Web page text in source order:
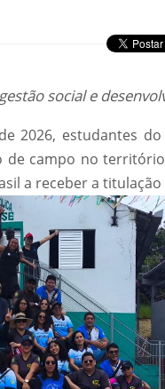
social e
2026, estudantes
de campo no
a receber a